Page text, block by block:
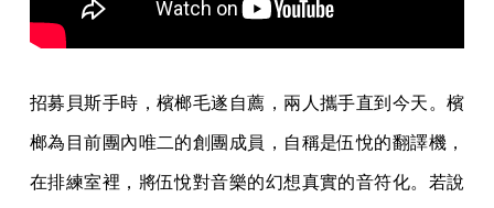
招募貝斯手時，檳榔毛遂自薦，兩人攜手直到今天。檳
榔為目前團內唯二的創團成員，自稱是伍悅的翻譯機，
在排練室裡，將伍悅對音樂的幻想真實的音符化。若說